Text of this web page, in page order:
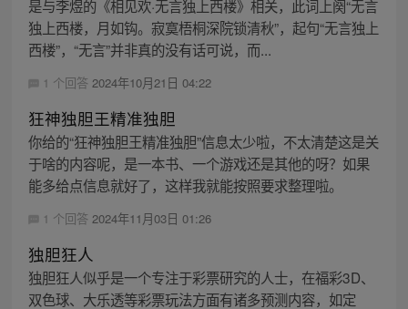
是与李煜的《相见欢·无言独上西楼》相关，此词上阕“无言
独上西楼，月如钩。寂寞梧桐深院锁清秋”，起句“无言独上
西楼”，“无言”并非真的没有话可说，而...
1 个回答 2024年10月21日 04:22
狂神独胆王精准独胆
你给的“狂神独胆王精准独胆”信息太少啦，不太清楚这是关
于啥的内容呢，是一本书、一个游戏还是其他的呀？如果
能多给点信息就好了，这样我就能按照要求整理啦。
1 个回答 2024年11月03日 01:26
独胆狂人
独胆狂人似乎是一个专注于彩票研究的人士，在福彩3D、
双色球、大乐透等彩票玩法方面有诸多预测内容，如定